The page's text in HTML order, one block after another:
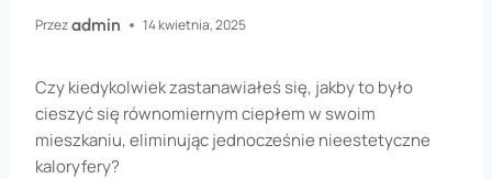
Przezadmin 14 kwietnia, 2025
Czy kiedykolwiek zastanawiałeś się, jakby to było
cieszyć się równomiernym ciepłem w swoim
mieszkaniu, eliminując jednocześnie nieestetyczne
kaloryfery?